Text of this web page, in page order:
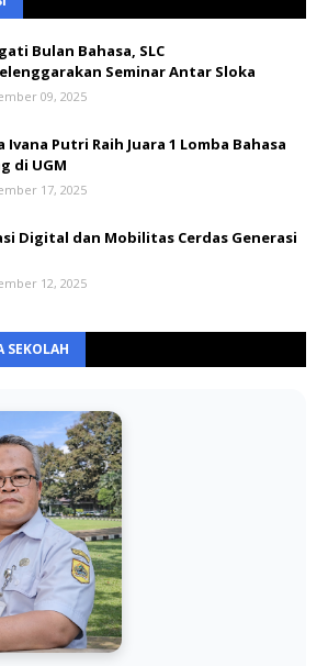
Bulan Bahasa, SLC
Seminar Antar Sloka
09, 2025
Ivana Putri Raih Juara 1 Lomba Bahasa
di UGM
17, 2025
Digital dan Mobilitas Cerdas Generasi
12, 2025
SEKOLAH